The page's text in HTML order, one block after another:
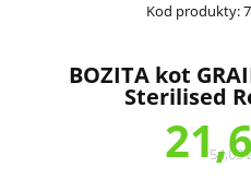
Kod produkty:
BOZITA kot
Sterilised
54,03